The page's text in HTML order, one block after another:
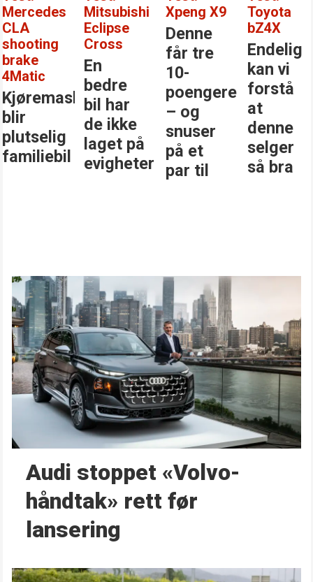
Xpeng X9
Denne
får tre
10-
poengere
– og
snuser
på et
Toyota
bZ4X
Endelig
kan vi
forstå
at
denne
selger
så bra
Mercedes-
Benz GLC
Den
største
stjernen
i
klassen
Atto
er
årets
beste
Audi stoppet «Volvo-
håndtak» rett før
lansering